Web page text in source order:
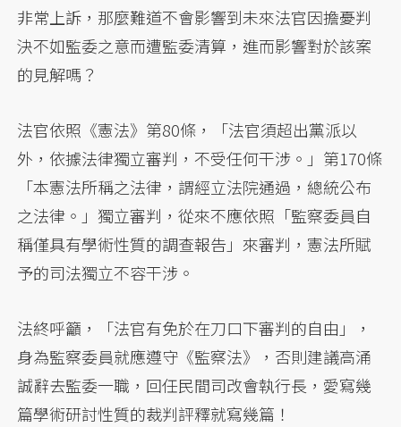
非常上訴，那麼難道不會影響到未來法官因擔憂判
決不如監委之意而遭監委清算，進而影響對於該案
的見解嗎？
法官依照《憲法》第80條，「法官須超出黨派以
外，依據法律獨立審判，不受任何干涉。」第170條
「本憲法所稱之法律，謂經立法院通過，總統公布
之法律。」獨立審判，從來不應依照「監察委員自
稱僅具有學術性質的調查報告」來審判，憲法所賦
予的司法獨立不容干涉。
法終呼籲，「法官有免於在刀口下審判的自由」，
身為監察委員就應遵守《監察法》，否則建議高涌
誠辭去監委一職，回任民間司改會執行長，愛寫幾
篇學術研討性質的裁判評釋就寫幾篇！